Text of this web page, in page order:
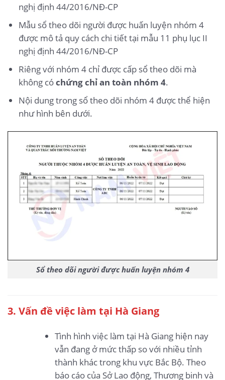
nghị định 44/2016/NĐ-CP
Mẫu sổ theo dõi người được huấn luyện nhóm 4
được mô tả quy cách chi tiết tại mẫu 11 phụ lục II
nghị định 44/2016/NĐ-CP
Riêng với nhóm 4 chỉ được cấp sổ theo dõi mà
không cóchứng chỉ an toàn nhóm 4.
Nội dung trong sổ theo dõi nhóm 4 được thể hiện
như hình bên dưới.
Sổ theo dõi người được huấn luyện nhóm 4
3. Vấn đề việc làm tại Hà Giang
Tình hình việc làm tại Hà Giang hiện nay
vẫn đang ở mức thấp so với nhiều tỉnh
thành khác trong khu vực Bắc Bộ. Theo
báo cáo của Sở Lao động, Thương binh và